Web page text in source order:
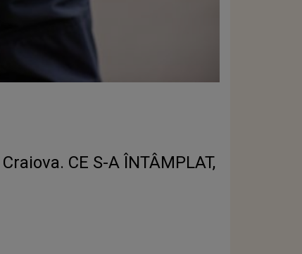
CE S-A ÎNTÂMPLAT,